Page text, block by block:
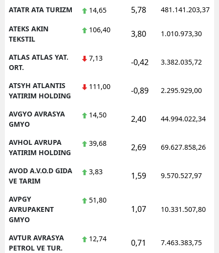
ATATR ATA TURIZM 14,65 5,78 481.141.203,37
ATEKS AKIN
TEKSTIL
106,40 3,80 1.010.973,30
ATLAS ATLAS YAT.
ORT.
7,13 -0,42 3.382.035,72
ATSYH ATLANTIS
YATIRIM HOLDING
111,00 -0,89 2.295.929,00
AVGYO AVRASYA
GMYO
14,50 2,40 44.994.022,34
AVHOL AVRUPA
YATIRIM HOLDING
39,68 2,69 69.627.858,26
AVOD A.V.O.D GIDA
VE TARIM
3,83 1,59 9.570.527,97
AVPGY
AVRUPAKENT
GMYO
51,80
1,07 10.331.507,80
AVTUR AVRASYA
PETROL VE TUR.
12,74 0,71 7.463.383,75